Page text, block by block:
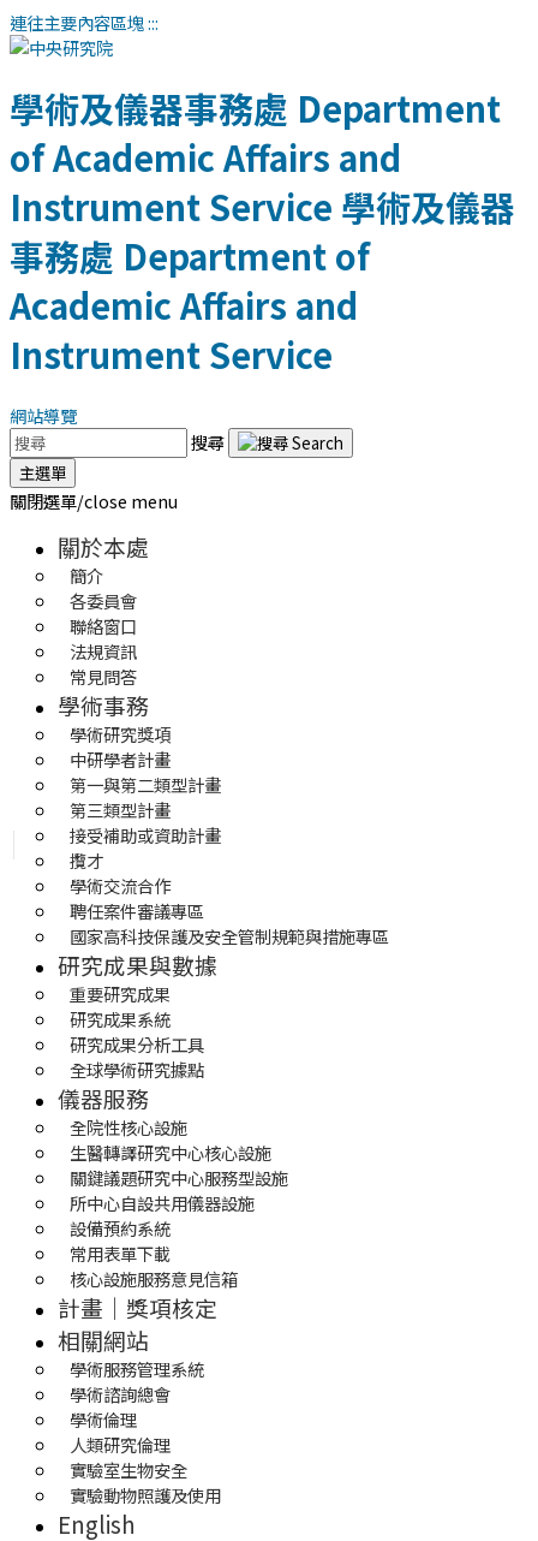
連往主要內容區塊:::
學術及儀器事務處 Department
of Academic Affairs and
Instrument Service 學術及儀器
事務處 Department of
Academic Affairs and
Instrument Service
網站導覽
搜尋
主選單
關閉選單/close menu
關於本處
簡介
各委員會
聯絡窗口
法規資訊
常見問答
學術事務
學術研究獎項
中研學者計畫
第一與第二類型計畫
第三類型計畫
接受補助或資助計畫
攬才
學術交流合作
聘任案件審議專區
國家高科技保護及安全管制規範與措施專區
研究成果與數據
重要研究成果
研究成果系統
研究成果分析工具
全球學術研究據點
儀器服務
全院性核心設施
生醫轉譯研究中心核心設施
關鍵議題研究中心服務型設施
所中心自設共用儀器設施
設備預約系統
常用表單下載
核心設施服務意見信箱
計畫｜獎項核定
相關網站
學術服務管理系統
學術諮詢總會
學術倫理
人類研究倫理
實驗室生物安全
實驗動物照護及使用
English